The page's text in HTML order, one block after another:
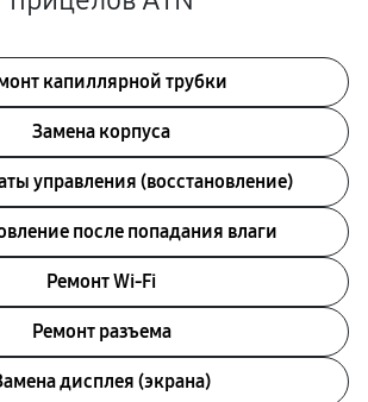
капиллярной трубки
Замена корпуса
управления (восстановление)
после попадания влаги
Ремонт Wi-Fi
Ремонт разъема
дисплея (экрана)